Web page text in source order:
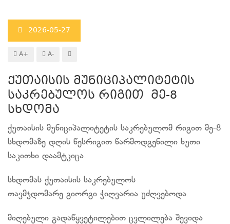
2026-05-27
A+ A-
ქუთაისის მუნიციპალიტეტის
საკრებულოს რიგით მე-8
სხდომა
ქუთაისის მუნიციპალიტეტის საკრებულომ რიგით მე-8
სხდომაზე დღის წესრიგით წარმოდგენილი ხუთი
საკითხი დაამტკიცა.
სხდომას ქუთაისის საკრებულოს
თავმჯდომარე გიორგი ჭიღვარია უძღვებოდა.
მიღებული გადაწყვეტილებით ცვლილება შევიდა